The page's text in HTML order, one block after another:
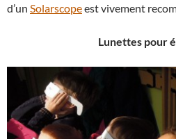
d’un Solarscopeest vivement
Lunettes pour